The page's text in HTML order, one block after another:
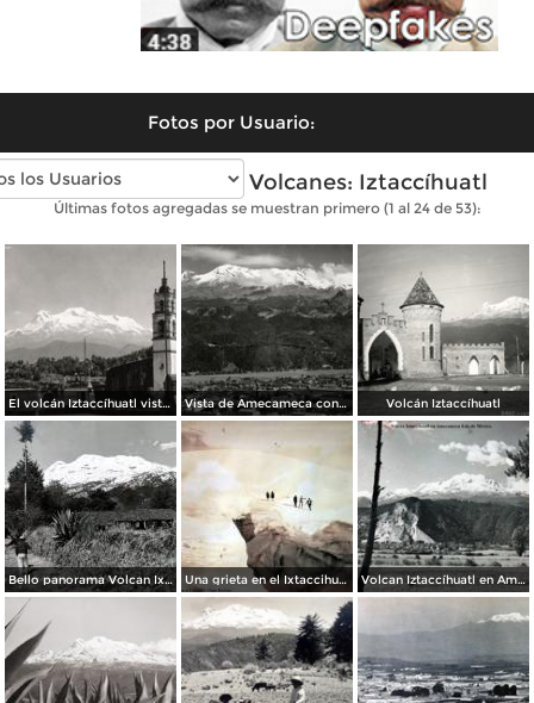
Fotos por Usuario:
Fotos antiguas de Volcanes: Iztaccíhuatl
Últimas fotos agregadas se muestran primero (1 al 24 de 53):
El volcán Iztaccíhuatl visto desde Tlalmanalco Vista de Amecameca con el volcán Iztaccíhuatl al fondo Volcán Iztaccíhuatl
Bello panorama Volcan Ixtaccihuatl en Amecameca, Edo de México Una grieta en el Ixtaccihuatl por el Fotógrafo Hugo Brehme. Volcan Iztaccíhuatl en Amecameca Edo de México.